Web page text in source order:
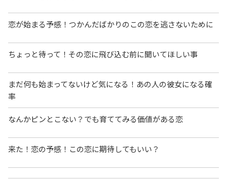
恋が始まる予感！つかんだばかりのこの恋を逃さないために
ちょっと待って！その恋に飛び込む前に聞いてほしい事
まだ何も始まってないけど気になる！あの人の彼女になる確
率
なんかピンとこない？でも育ててみる価値がある恋
来た！恋の予感！この恋に期待してもいい？